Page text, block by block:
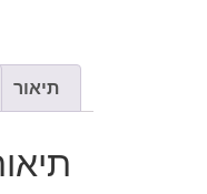
תיאור